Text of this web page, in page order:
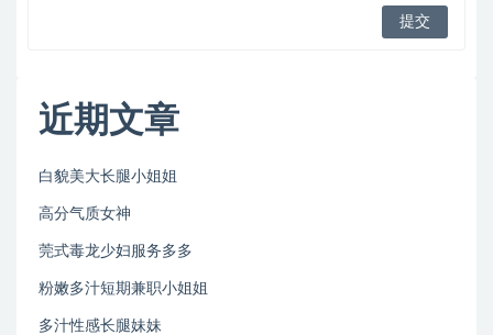
近期文章
白貌美大长腿小姐姐
高分气质女神
莞式毒龙少妇服务多多
粉嫩多汁短期兼职小姐姐
多汁性感长腿妹妹